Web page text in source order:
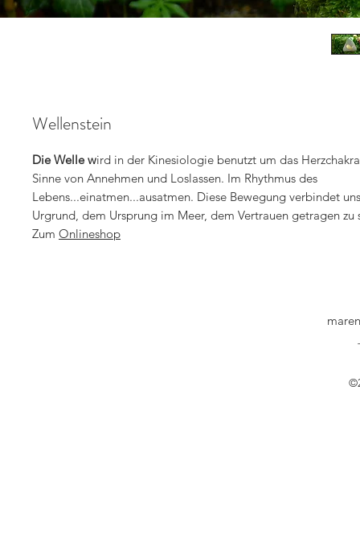
Wellenstein
Die Welle wird in der Kinesiologie benutzt um das
Sinne von Annehmen und Loslassen. Im Rhythmus des
Lebens...einatmen...ausatmen. Diese Bewegung verbindet
Urgrund, dem Ursprung im Meer, dem Vertrauen getragen zu
Zum Onlineshop